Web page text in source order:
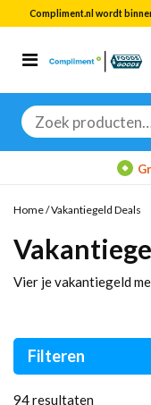
Compliment.nl wordt
Zoeken
naar:
Home/Vakantiegeld Deals
94resultaten
Filteren